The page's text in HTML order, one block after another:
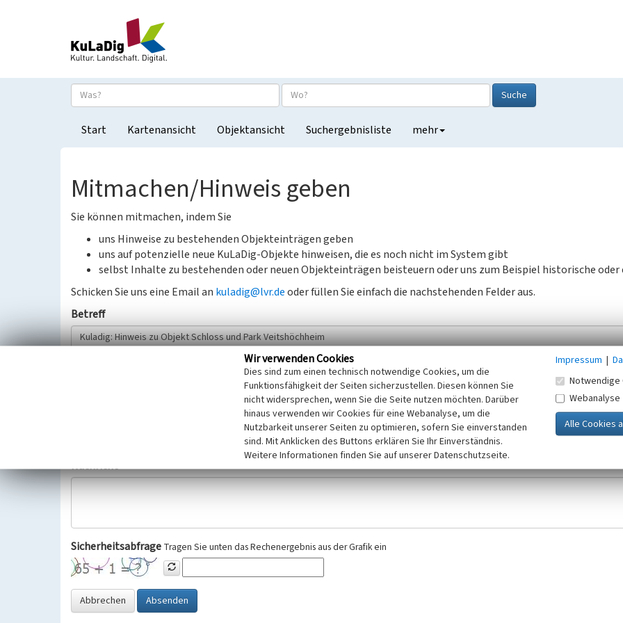
Suche
Start Kartenansicht Objektansicht Suchergebnisliste mehr
Mitmachen/Hinweis geben
Sie können mitmachen, indem Sie
uns Hinweise zu bestehenden Objekteinträgen geben
uns auf potenzielle neue KuLaDig-Objekte hinweisen, die es noch nicht im System gibt
selbst Inhalte zu bestehenden oder neuen Objekteinträgen beisteuern oder uns zum Beispiel historische oder
Schicken Sie uns eine Email an kuladig@lvr.deoder füllen Sie einfach die nachstehenden Felder aus.
Betreff
Wir bitten Sie um freiwillige Angabe Ihres Namens und Ihrer E-Mail-Adresse. Ihre Angaben werden ausschließlich im Rahmen der KuLaDig-
Selbstverständlich werden diese entsprechend der Vorschriften des Telemediengesetzes, des Datenschutzgesetzes NRW und der seit
Datenschutzgrundverordnung (EU-DSGVO) vertraulich behandelt, beachten Sie bitte unsere Hinweise zumDatenschutz
Nachricht
Sicherheitsabfrage Tragen Sie unten das Rechenergebnis aus der Grafik ein
Abbrechen Absenden
Wir verwenden Cookies
Dies sind zum einen technisch notwendige Cookies, um die
Funktionsfähigkeit der Seiten sicherzustellen. Diesen können Sie
nicht widersprechen, wenn Sie die Seite nutzen möchten. Darüber
hinaus verwenden wir Cookies für eine Webanalyse, um die
Nutzbarkeit unserer Seiten zu optimieren, sofern Sie einverstanden
sind. Mit Anklicken des Buttons erklären Sie Ihr Einverständnis.
Weitere Informationen finden Sie auf unserer Datenschutzseite.
Impressum |
Notwendige
Webanalyse